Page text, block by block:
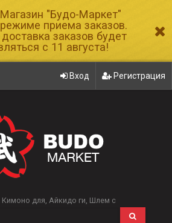
Магазин "Будо-Маркет"
приема заказов.
заказов будет
с 11 августа!
Вход Регистрация
Кимоно для Айкидо ги Шлем с